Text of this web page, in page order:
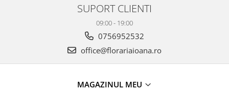
SUPORT CLIENTI
09:00 - 19:00
0756952532
office@florariaioana.ro
MAGAZINUL MEU